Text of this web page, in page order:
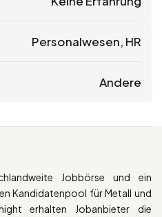
Personalwesen, HR
Andere
Jobbörse und ein
Kandidatenpool für Metall und
erhalten Jobanbieter die